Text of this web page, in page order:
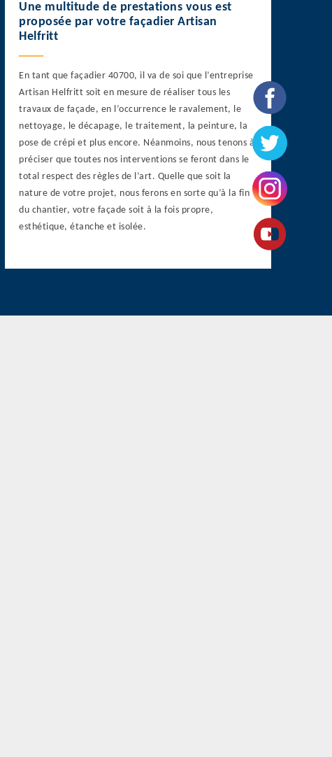
Une multitude de prestations vous est
proposée par votre façadier Artisan
Helfritt
En tant que façadier 40700, il va de soi que l’entreprise
Artisan Helfritt soit en mesure de réaliser tous les
travaux de façade, en l’occurrence le ravalement, le
nettoyage, le décapage, le traitement, la peinture, la
pose de crépi et plus encore. Néanmoins, nous tenons à
préciser que toutes nos interventions se feront dans le
total respect des règles de l’art. Quelle que soit la
nature de votre projet, nous ferons en sorte qu’à la fin
du chantier, votre façade soit à la fois propre,
esthétique, étanche et isolée.